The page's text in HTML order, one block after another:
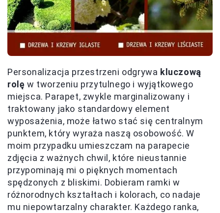
Personalizacja przestrzeni odgrywa kluczową
rolę w tworzeniu przytulnego i wyjątkowego
miejsca. Parapet, zwykle marginalizowany i
traktowany jako standardowy element
wyposażenia, może łatwo stać się centralnym
punktem, który wyraża naszą osobowość. W
moim przypadku umieszczam na parapecie
zdjęcia z ważnych chwil, które nieustannie
przypominają mi o pięknych momentach
spędzonych z bliskimi. Dobieram ramki w
różnorodnych kształtach i kolorach, co nadaje
mu niepowtarzalny charakter. Każdego ranka,